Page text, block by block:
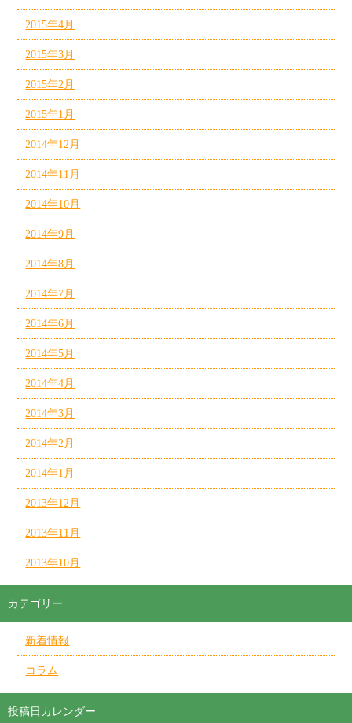
2015年4月
2015年3月
2015年2月
2015年1月
2014年12月
2014年11月
2014年10月
2014年9月
2014年8月
2014年7月
2014年6月
2014年5月
2014年4月
2014年3月
2014年2月
2014年1月
2013年12月
2013年11月
2013年10月
カテゴリー
新着情報
コラム
投稿日カレンダー